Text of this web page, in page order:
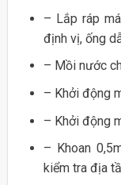
– Lắp ráp
định vị, ống
– Mồi nước
– Khởi động
– Khởi động
– Khoan
kiểm tra địa